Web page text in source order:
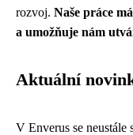
rozvoj. Naše práce
a umožňuje nám
Aktuální
V Enverus se neustále